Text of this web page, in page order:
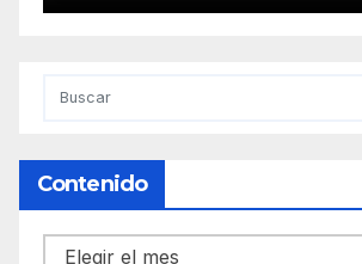
Contenido
Contenido